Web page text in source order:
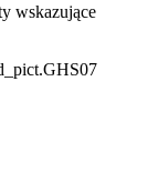
wskazujące